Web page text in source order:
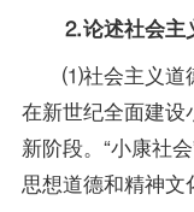
⒉论述社会主
⑴社会主义道德
在新世纪全面建
新阶段。“小康社
思想道德和精神文